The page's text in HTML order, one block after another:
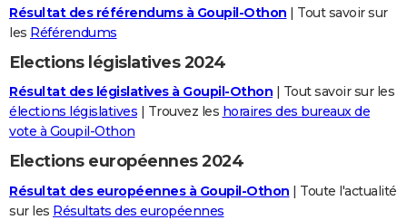
S'inscrire
Se connecter
Lycées
Collèges
Primaires
Universités
Entreprises
Service militaire
Avis de recherche
AVIS DE DÉCÈS
FORUM
Bricolage
Lifestyle
Culture
Sport
Auto
Television
Voyage
Cinema
Résultat des référendums à Goupil-Othon | Tout savoir sur
les Référendums
Elections législatives 2024
Résultat des législatives à Goupil-Othon | Tout savoir sur les
élections législatives | Trouvez les horaires des bureaux de
vote à Goupil-Othon
Elections européennes 2024
Résultat des européennes à Goupil-Othon | Toute l'actualité
sur les Résultats des européennes